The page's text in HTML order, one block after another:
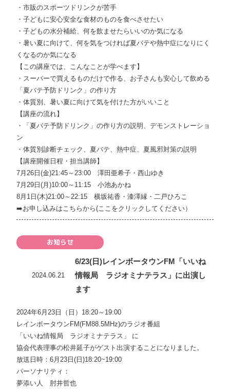
・市販のスポーツドリンクが苦手
・子どもに安心安全な食材のものを食べさせたい
・子どもの水分補給、何を飲ませたらいいのか気になる
・暑い夏に向けて、何を気をつければ夏バテや熱中症になりにく
くなるのか気になる
【この講座では、こんなことが学べます】
・スーパーで買えるものだけで作る、お子さんも安心して飲める
「夏バテ予防ドリンク」の作り方
・体質別、暑い夏に向けて気を付けた方がいいこと
【講座の流れ】
・「夏バテ予防ドリンク」の作り方の説明、デモンストレーショ
ン
・体質別診断チェック、夏バテ、熱中症、夏風邪対策の説明
【講座開催日程・担当講師】
7月26日(金)21:45～23:00 澤田亜希子・西山ゆき
7月29日(月)10:00～11:15 小池あかね
8月1日(木)21:00～22:15 横坂祐香・漆澤縁・二戸ひろこ
➡️お申し込みはこちらから(ここをクリックしてください）
お知らせ
2024.06.21
6/23(日)レインボータウンFM「いいね
情報局 ラジオミナテラス」に出演し
ます
2024年6月23日（日）18:20～19:00
レインボータウンFM(FM88.5MHz)のラジオ番組
「いいね情報局 ラジオミナテラス」 に
協会代表理事の松井延子がゲスト出演することになりました。
放送日時：6月23日(日)18:20~19:00
パーソナリティ：
夢添い人 肘井哲也